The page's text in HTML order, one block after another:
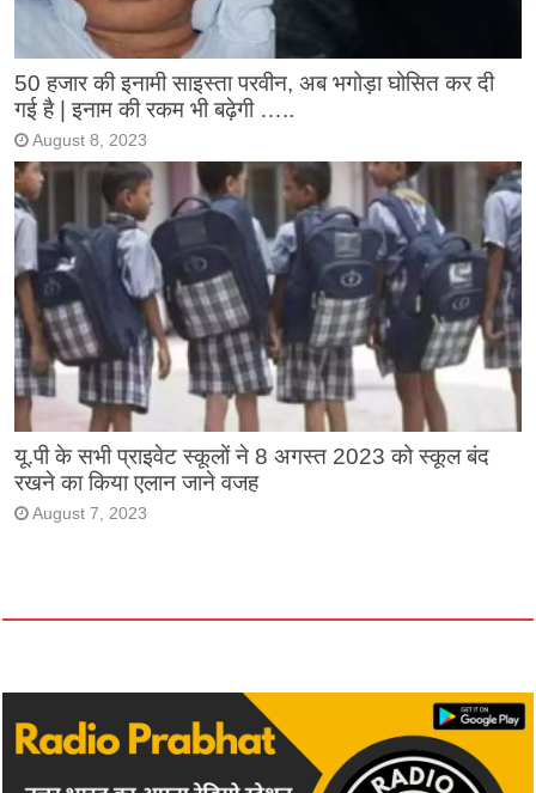
50 हजार की इनामी साइस्ता परवीन, अब भगोड़ा घोसित कर दी
गई है | इनाम की रकम भी बढ़ेगी …..
August 8, 2023
यू.पी के सभी प्राइवेट स्कूलों ने 8 अगस्त 2023 को स्कूल बंद
रखने का किया एलान जाने वजह
August 7, 2023